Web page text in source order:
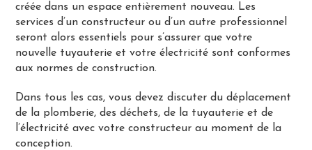
créée dans un espace entièrement nouveau. Les
services d’un constructeur ou d’un autre professionnel
seront alors essentiels pour s’assurer que votre
nouvelle tuyauterie et votre électricité sont conformes
aux normes de construction.
Dans tous les cas, vous devez discuter du déplacement
de la plomberie, des déchets, de la tuyauterie et de
l’électricité avec votre constructeur au moment de la
conception.